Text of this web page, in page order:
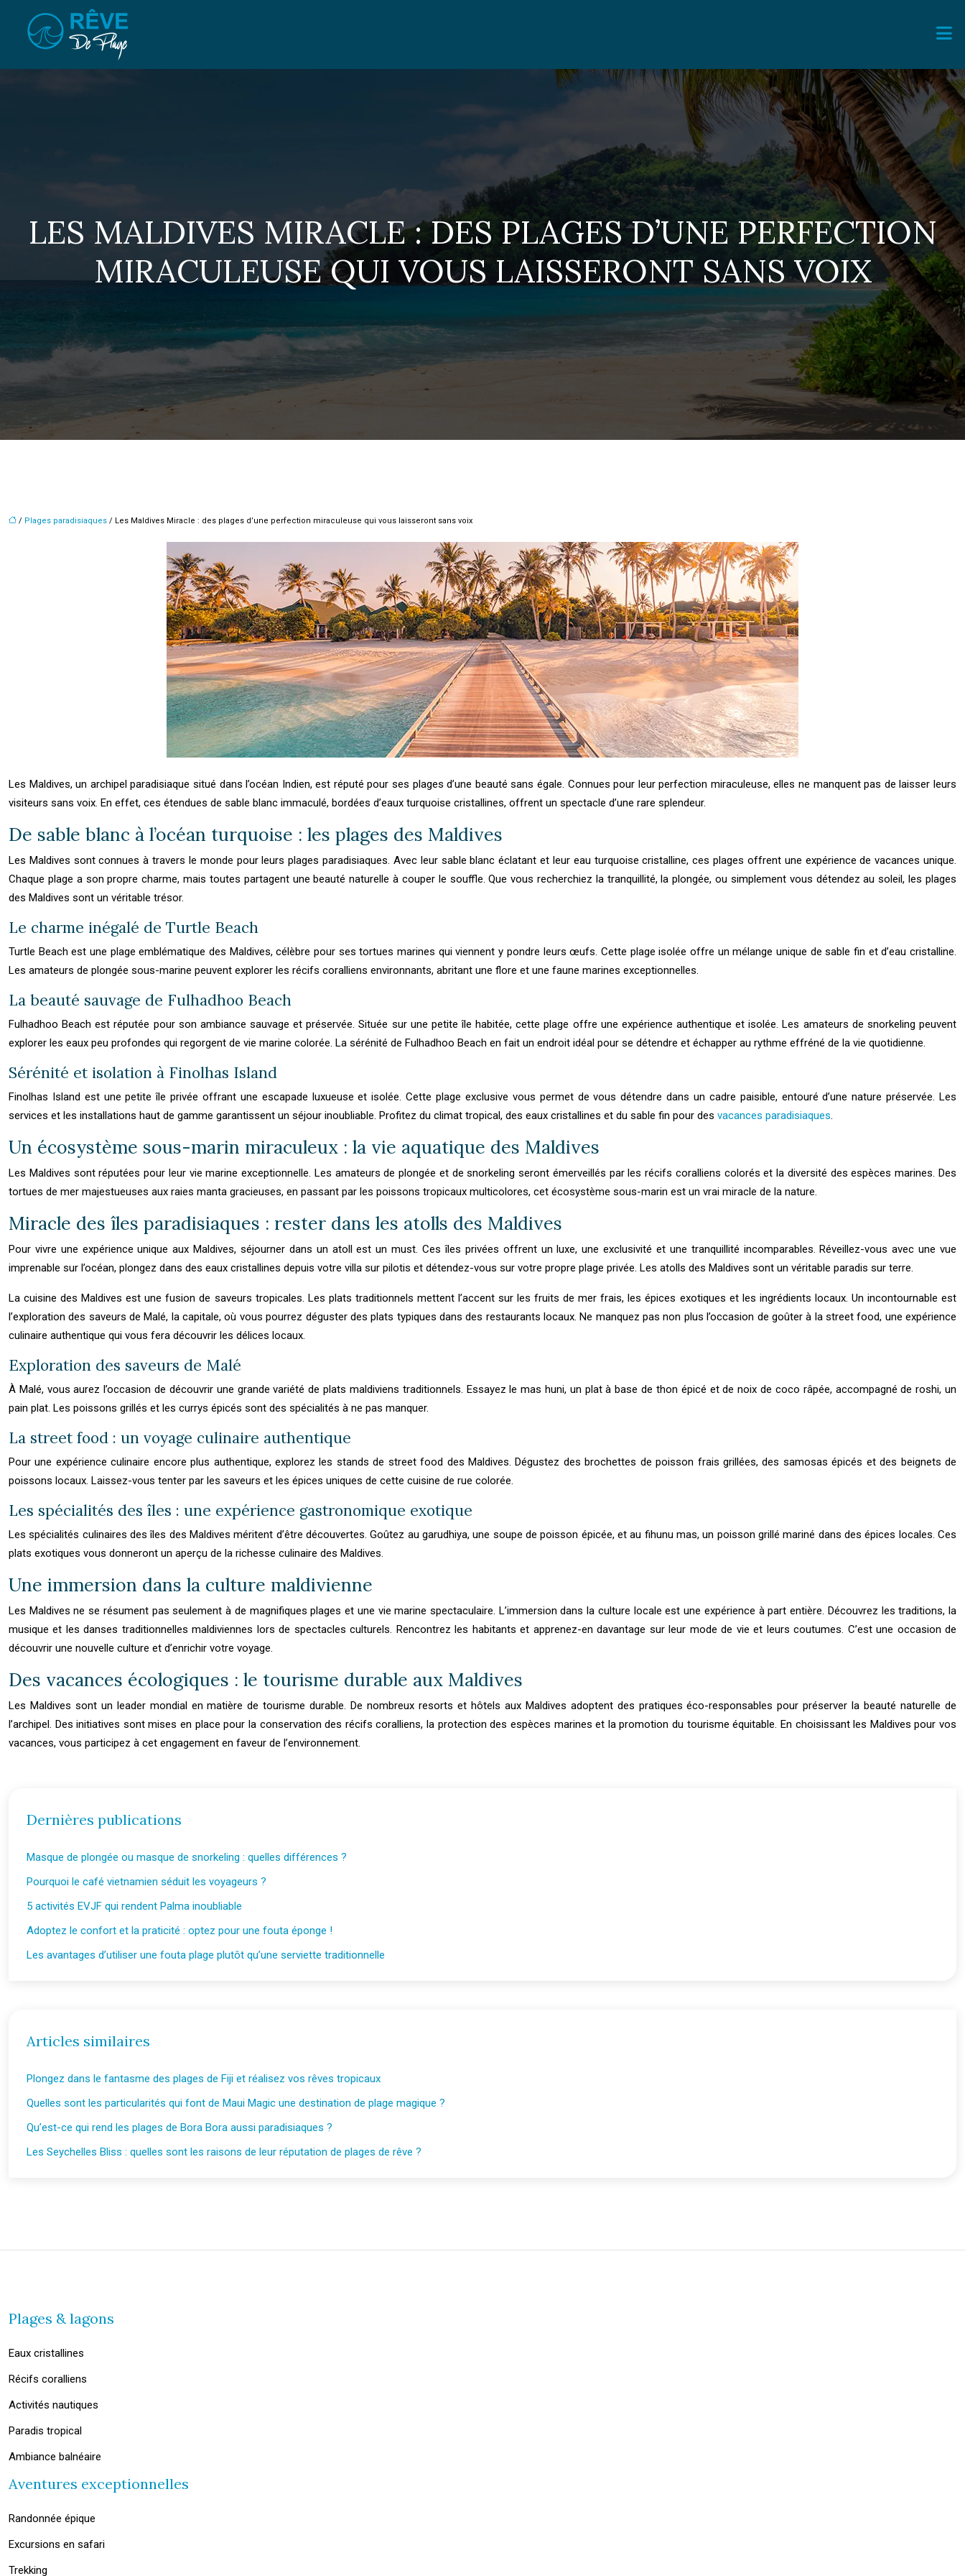
LES MALDIVES MIRACLE : DES PLAGES D’UNE PERFECTION
MIRACULEUSE QUI VOUS LAISSERONT SANS VOIX
/ Plages paradisiaques / Les Maldives Miracle : des plages d’une perfection miraculeuse qui vous laisseront sans voix
Les Maldives, un archipel paradisiaque situé dans l’océan Indien, est réputé pour ses plages d’une beauté sans égale. Connues pour leur perfection miraculeuse, elles ne manquent pas de laisser leurs
visiteurs sans voix. En effet, ces étendues de sable blanc immaculé, bordées d’eaux turquoise cristallines, offrent un spectacle d’une rare splendeur.
De sable blanc à l’océan turquoise : les plages des Maldives
Les Maldives sont connues à travers le monde pour leurs plages paradisiaques. Avec leur sable blanc éclatant et leur eau turquoise cristalline, ces plages offrent une expérience de vacances unique.
Chaque plage a son propre charme, mais toutes partagent une beauté naturelle à couper le souffle. Que vous recherchiez la tranquillité, la plongée, ou simplement vous détendez au soleil, les plages
des Maldives sont un véritable trésor.
Le charme inégalé de Turtle Beach
Turtle Beach est une plage emblématique des Maldives, célèbre pour ses tortues marines qui viennent y pondre leurs œufs. Cette plage isolée offre un mélange unique de sable fin et d’eau cristalline.
Les amateurs de plongée sous-marine peuvent explorer les récifs coralliens environnants, abritant une flore et une faune marines exceptionnelles.
La beauté sauvage de Fulhadhoo Beach
Fulhadhoo Beach est réputée pour son ambiance sauvage et préservée. Située sur une petite île habitée, cette plage offre une expérience authentique et isolée. Les amateurs de snorkeling peuvent
explorer les eaux peu profondes qui regorgent de vie marine colorée. La sérénité de Fulhadhoo Beach en fait un endroit idéal pour se détendre et échapper au rythme effréné de la vie quotidienne.
Sérénité et isolation à Finolhas Island
Finolhas Island est une petite île privée offrant une escapade luxueuse et isolée. Cette plage exclusive vous permet de vous détendre dans un cadre paisible, entouré d’une nature préservée. Les
services et les installations haut de gamme garantissent un séjour inoubliable. Profitez du climat tropical, des eaux cristallines et du sable fin pour des vacances paradisiaques.
Un écosystème sous-marin miraculeux : la vie aquatique des Maldives
Les Maldives sont réputées pour leur vie marine exceptionnelle. Les amateurs de plongée et de snorkeling seront émerveillés par les récifs coralliens colorés et la diversité des espèces marines. Des
tortues de mer majestueuses aux raies manta gracieuses, en passant par les poissons tropicaux multicolores, cet écosystème sous-marin est un vrai miracle de la nature.
Miracle des îles paradisiaques : rester dans les atolls des Maldives
Pour vivre une expérience unique aux Maldives, séjourner dans un atoll est un must. Ces îles privées offrent un luxe, une exclusivité et une tranquillité incomparables. Réveillez-vous avec une vue
imprenable sur l’océan, plongez dans des eaux cristallines depuis votre villa sur pilotis et détendez-vous sur votre propre plage privée. Les atolls des Maldives sont un véritable paradis sur terre.
La cuisine des Maldives est une fusion de saveurs tropicales. Les plats traditionnels mettent l’accent sur les fruits de mer frais, les épices exotiques et les ingrédients locaux. Un incontournable est
l’exploration des saveurs de Malé, la capitale, où vous pourrez déguster des plats typiques dans des restaurants locaux. Ne manquez pas non plus l’occasion de goûter à la street food, une expérience
culinaire authentique qui vous fera découvrir les délices locaux.
Exploration des saveurs de Malé
À Malé, vous aurez l’occasion de découvrir une grande variété de plats maldiviens traditionnels. Essayez le mas huni, un plat à base de thon épicé et de noix de coco râpée, accompagné de roshi, un
pain plat. Les poissons grillés et les currys épicés sont des spécialités à ne pas manquer.
La street food : un voyage culinaire authentique
Pour une expérience culinaire encore plus authentique, explorez les stands de street food des Maldives. Dégustez des brochettes de poisson frais grillées, des samosas épicés et des beignets de
poissons locaux. Laissez-vous tenter par les saveurs et les épices uniques de cette cuisine de rue colorée.
Les spécialités des îles : une expérience gastronomique exotique
Les spécialités culinaires des îles des Maldives méritent d’être découvertes. Goûtez au garudhiya, une soupe de poisson épicée, et au fihunu mas, un poisson grillé mariné dans des épices locales. Ces
plats exotiques vous donneront un aperçu de la richesse culinaire des Maldives.
Une immersion dans la culture maldivienne
Les Maldives ne se résument pas seulement à de magnifiques plages et une vie marine spectaculaire. L’immersion dans la culture locale est une expérience à part entière. Découvrez les traditions, la
musique et les danses traditionnelles maldiviennes lors de spectacles culturels. Rencontrez les habitants et apprenez-en davantage sur leur mode de vie et leurs coutumes. C’est une occasion de
découvrir une nouvelle culture et d’enrichir votre voyage.
Des vacances écologiques : le tourisme durable aux Maldives
Les Maldives sont un leader mondial en matière de tourisme durable. De nombreux resorts et hôtels aux Maldives adoptent des pratiques éco-responsables pour préserver la beauté naturelle de
l’archipel. Des initiatives sont mises en place pour la conservation des récifs coralliens, la protection des espèces marines et la promotion du tourisme équitable. En choisissant les Maldives pour vos
vacances, vous participez à cet engagement en faveur de l’environnement.
Dernières publications
Masque de plongée ou masque de snorkeling : quelles différences ?
Pourquoi le café vietnamien séduit les voyageurs ?
5 activités EVJF qui rendent Palma inoubliable
Adoptez le confort et la praticité : optez pour une fouta éponge !
Les avantages d’utiliser une fouta plage plutôt qu’une serviette traditionnelle
Articles similaires
Plongez dans le fantasme des plages de Fiji et réalisez vos rêves tropicaux
Quelles sont les particularités qui font de Maui Magic une destination de plage magique ?
Qu’est-ce qui rend les plages de Bora Bora aussi paradisiaques ?
Les Seychelles Bliss : quelles sont les raisons de leur réputation de plages de rêve ?
Plages & lagons
Eaux cristallines
Récifs coralliens
Activités nautiques
Paradis tropical
Ambiance balnéaire
Aventures exceptionnelles
Randonnée épique
Excursions en safari
Trekking